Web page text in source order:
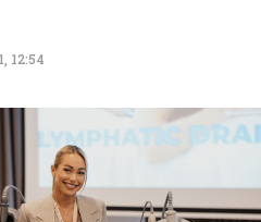
12:54